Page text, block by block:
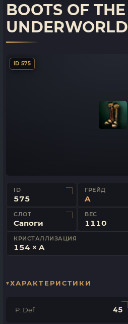
BOOTS OF THE
UNDERWORLD
ID 575
ID
575
ГРЕЙД
A
СЛОТ
Сапоги
ВЕС
1110
КРИСТАЛЛИЗАЦИЯ
154 × A
ХАРАКТЕРИСТИКИ
P. Def 45